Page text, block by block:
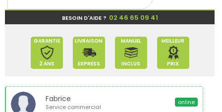
BESOIN D'AIDE ? 02 46 65 09 41
GARANTIE
2 ANS
LIVRAISON
EXPRESS
MANUEL
INCLUS
MEILLEUR
PRIX
Fabrice
Service commercial
online